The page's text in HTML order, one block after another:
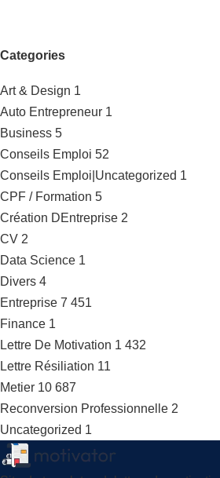
Categories
Art & Design 1
Auto Entrepreneur 1
Business 5
Conseils Emploi 52
Conseils Emploi|Uncategorized 1
CPF / Formation 5
Création DEntreprise 2
CV 2
Data Science 1
Divers 4
Entreprise 7 451
Finance 1
Lettre De Motivation 1 432
Lettre Résiliation 11
Metier 10 687
Reconversion Professionnelle 2
Uncategorized 1